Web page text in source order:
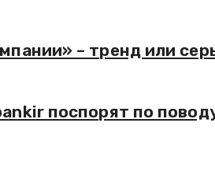
– тренд или
поспорят по